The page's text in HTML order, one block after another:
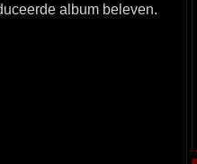
album beleven.